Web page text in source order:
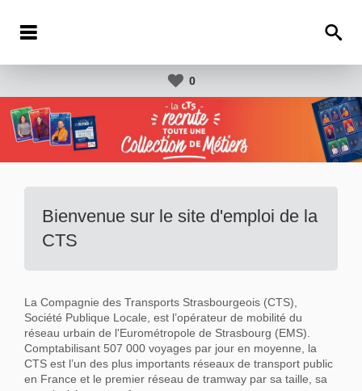
0
Bienvenue sur le site d'emploi de la
CTS
La Compagnie des Transports Strasbourgeois (CTS),
Société Publique Locale, est l’opérateur de mobilité du
réseau urbain de l'Eurométropole de Strasbourg (EMS).
Comptabilisant 507 000 voyages par jour en moyenne, la
CTS est l’un des plus importants réseaux de transport public
en France et le premier réseau de tramway par sa taille, sa